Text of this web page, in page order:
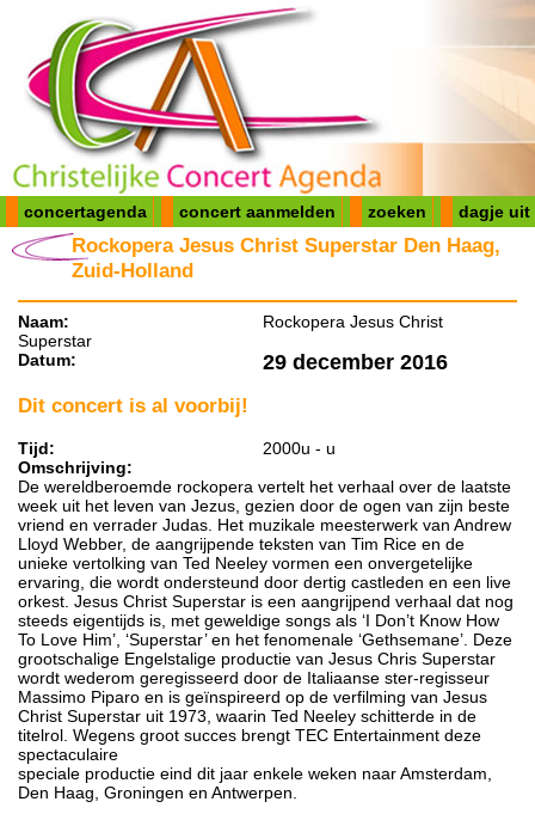
concertagenda concert aanmelden zoeken dagje uit
Rockopera Jesus Christ Superstar Den Haag,
Zuid-Holland
Naam:
Rockopera Jesus Christ
Superstar
Datum:
29 december 2016
Dit concert is al voorbij!
Tijd:
2000u - u
Omschrijving:
De wereldberoemde rockopera vertelt het verhaal over de laatste
week uit het leven van Jezus, gezien door de ogen van zijn beste
vriend en verrader Judas. Het muzikale meesterwerk van Andrew
Lloyd Webber, de aangrijpende teksten van Tim Rice en de
unieke vertolking van Ted Neeley vormen een onvergetelijke
ervaring, die wordt ondersteund door dertig castleden en een live
orkest. Jesus Christ Superstar is een aangrijpend verhaal dat nog
steeds eigentijds is, met geweldige songs als ‘I Don’t Know How
To Love Him’, ‘Superstar’ en het fenomenale ‘Gethsemane’. Deze
grootschalige Engelstalige productie van Jesus Chris Superstar
wordt wederom geregisseerd door de Italiaanse ster-regisseur
Massimo Piparo en is geïnspireerd op de verfilming van Jesus
Christ Superstar uit 1973, waarin Ted Neeley schitterde in de
titelrol. Wegens groot succes brengt TEC Entertainment deze
spectaculaire
speciale productie eind dit jaar enkele weken naar Amsterdam,
Den Haag, Groningen en Antwerpen.